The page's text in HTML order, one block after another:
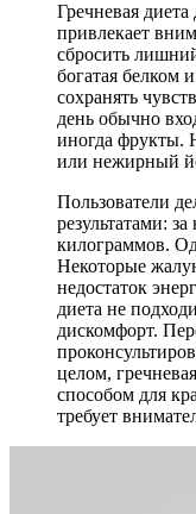
Гречневая
привлекает
сбросить
богатая белком
сохранять
день обычно
иногда фрукты.
или нежирный
Пользователи
результатами:
килограммов.
Некоторые
недостаток
диета не
дискомфорт.
целом,
способом для
требует